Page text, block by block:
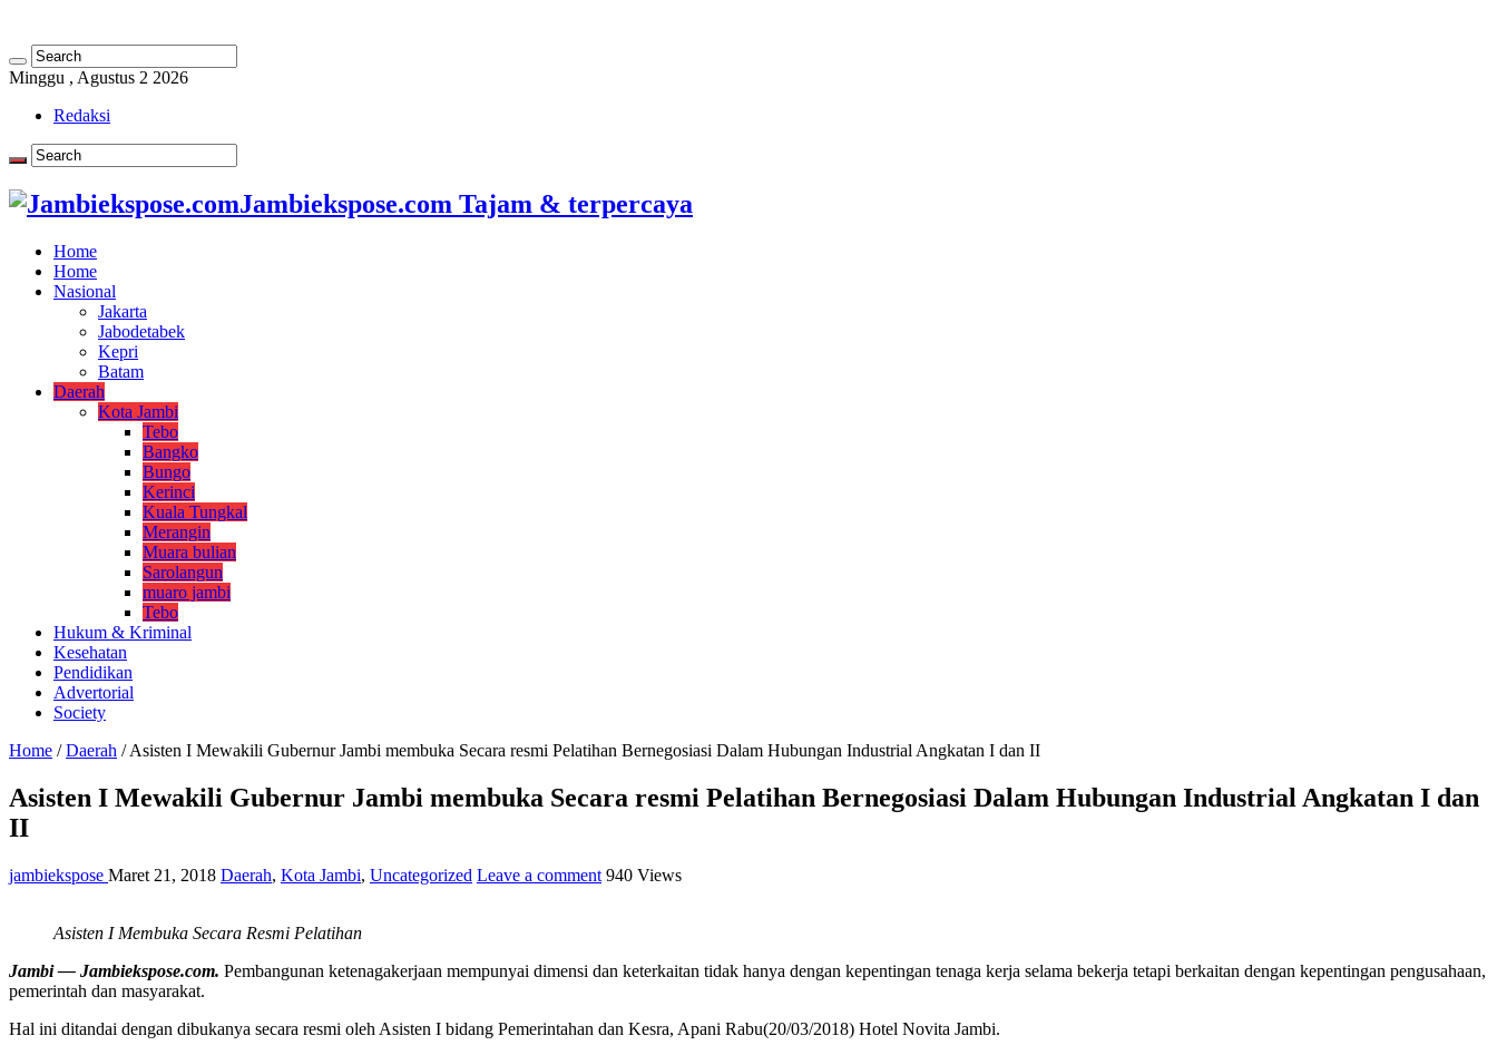
Minggu , Agustus 2 2026
Redaksi
Jambiekspose.com Tajam & terpercaya
Home
Home
Nasional
Jakarta
Jabodetabek
Kepri
Batam
Daerah
Kota Jambi
Tebo
Bangko
Bungo
Kerinci
Kuala Tungkal
Merangin
Muara bulian
Sarolangun
muaro jambi
Tebo
Hukum & Kriminal
Kesehatan
Pendidikan
Advertorial
Society
Home / Daerah / Asisten I Mewakili Gubernur Jambi membuka Secara resmi Pelatihan Bernegosiasi Dalam Hubungan Industrial Angkatan I dan II
Asisten I Mewakili Gubernur Jambi membuka Secara resmi Pelatihan Bernegosiasi Dalam Hubungan Industrial Angkatan I dan
II
jambiekspose Maret 21, 2018 Daerah, Kota Jambi, Uncategorized Leave a comment 940 Views
Asisten I Membuka Secara Resmi Pelatihan
Jambi — Jambiekspose.com. Pembangunan ketenagakerjaan mempunyai dimensi dan keterkaitan tidak hanya dengan kepentingan tenaga kerja selama bekerja tetapi berkaitan dengan kepentingan pengusahaan,
pemerintah dan masyarakat.
Hal ini ditandai dengan dibukanya secara resmi oleh Asisten I bidang Pemerintahan dan Kesra, Apani Rabu(20/03/2018) Hotel Novita Jambi.